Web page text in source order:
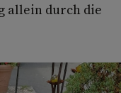
allein durch die